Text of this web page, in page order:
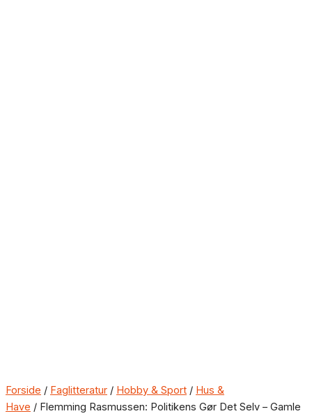
Forside / Faglitteratur / Hobby & Sport / Hus &
Have / Flemming Rasmussen: Politikens Gør Det Selv – Gamle